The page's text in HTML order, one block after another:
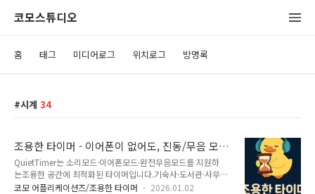
코모스튜디오
홈 태그 미디어로그 위치로그 방명록
시계 34
조용한 타이머 - 이어폰이 없어도, 진동/무음 모드
가 아니어도! 절대적으로 조용한 멀티 타이머!
(광고X 구독X 결제X 완전무료O)
QuietTimer는 소리모드·이어폰모드·완전무음모드를 지원하
는조용한 공간에 최적화된 타이머입니다.기숙사·도서관·사무
실·카페처럼 소리를 낼 수 없는 환경에서도안심하고 사용할 수
코모 어플리케이션즈/조용한 타이머 2026.01.02